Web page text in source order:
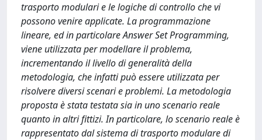
trasporto modulari e le logiche di controllo che vi
possono venire applicate. La programmazione
lineare, ed in particolare Answer Set Programming,
viene utilizzata per modellare il problema,
incrementando il livello di generalità della
metodologia, che infatti può essere utilizzata per
risolvere diversi scenari e problemi. La metodologia
proposta è stata testata sia in uno scenario reale
quanto in altri fittizi. In particolare, lo scenario reale è
rappresentato dal sistema di trasporto modulare di